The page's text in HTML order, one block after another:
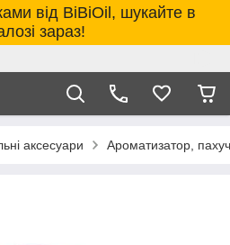
від BiBiOil, шукайте в
зараз!
аксесуари Ароматизатор,